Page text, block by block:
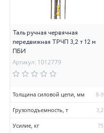
Таль ручная червячная
передвижная ТРЧП 3,2 т 12 м
ПБИ
Артикул: 1012779
Толщина силовой цепи, мм 8-9
Грузоподъемность, т 3,2
Усилие, кг 75